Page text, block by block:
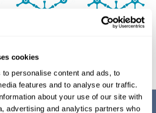
cookies
personalise content and ads, to
features and to analyse our traffic.
about your use of our site with
advertising and analytics partners who